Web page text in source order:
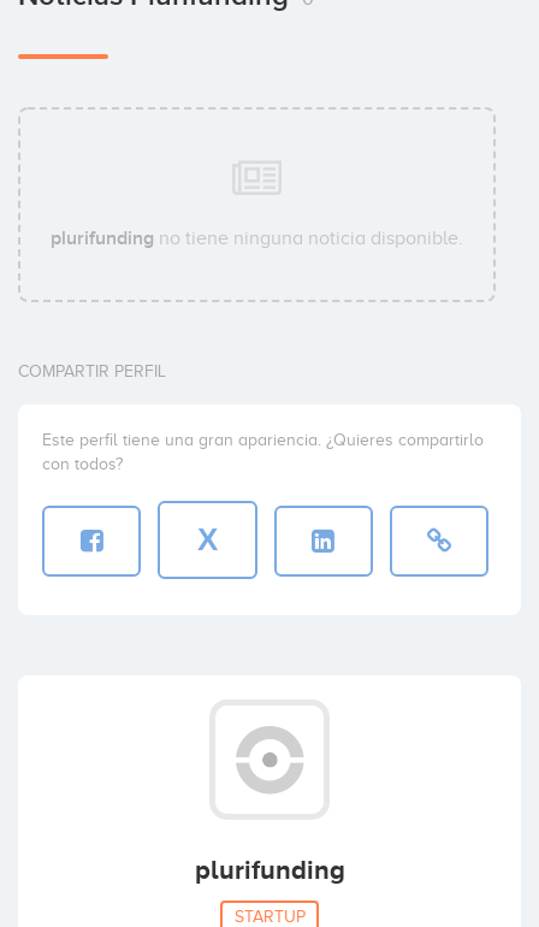
plurifunding no tiene ninguna noticia disponible.
COMPARTIR PERFIL
Este perfil tiene una gran apariencia. ¿Quieres compartirlo
con todos?
X
plurifunding
STARTUP